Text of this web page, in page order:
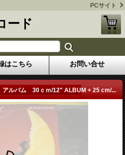
PCサイト
ード
はこちら お問い合せ
ルバム 30ｃｍ/12" ALBUM + 25 cm/...